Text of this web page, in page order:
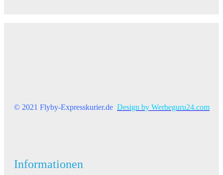
© 2021 Flyby-Expresskurier.de Design by Werbeguru24.com
Informationen